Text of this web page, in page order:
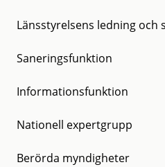
Länsstyrelsens ledning och
Saneringsfunktion
Informationsfunktion
Nationell expertgrupp
Berörda myndigheter